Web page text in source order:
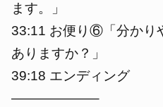
ます。」
33:11 お便り⑥「分かり
ありますか？」
39:18 エンディング
——————–